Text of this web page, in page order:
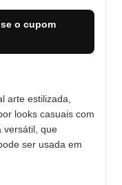
o cupom
arte estilizada,
looks casuais com
versátil, que
ser usada em